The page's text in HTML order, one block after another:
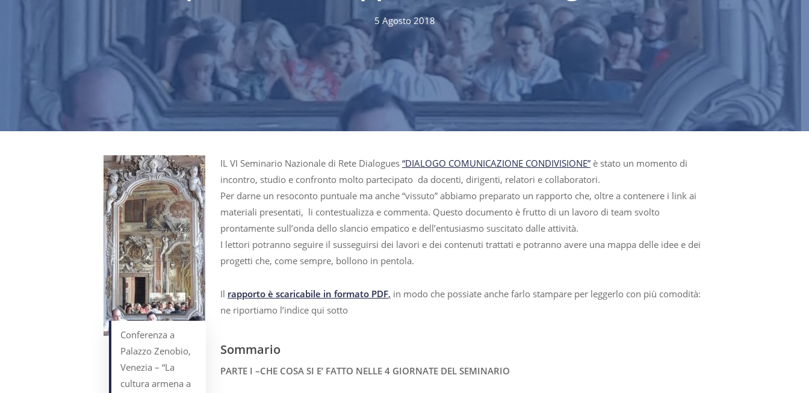
5 Agosto 2018
Conferenza a
Palazzo Zenobio,
Venezia – “La
cultura armena a
IL VI Seminario Nazionale di Rete Dialogues “DIALOGO COMUNICAZIONE CONDIVISIONE” è stato un momento di
incontro, studio e confronto molto partecipato da docenti, dirigenti, relatori e collaboratori.
Per darne un resoconto puntuale ma anche “vissuto” abbiamo preparato un rapporto che, oltre a contenere i link ai
materiali presentati, li contestualizza e commenta. Questo documento è frutto di un lavoro di team svolto
prontamente sull’onda dello slancio empatico e dell’entusiasmo suscitato dalle attività.
I lettori potranno seguire il susseguirsi dei lavori e dei contenuti trattati e potranno avere una mappa delle idee e dei
progetti che, come sempre, bollono in pentola.
Il rapporto è scaricabile in formato PDF, in modo che possiate anche farlo stampare per leggerlo con più comodità:
ne riportiamo l’indice qui sotto
Sommario
PARTE I –CHE COSA SI E’ FATTO NELLE 4 GIORNATE DEL SEMINARIO